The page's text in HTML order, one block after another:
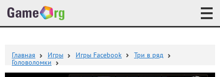
Главная Игры Игры Facebook
Три в ряд
Головоломки